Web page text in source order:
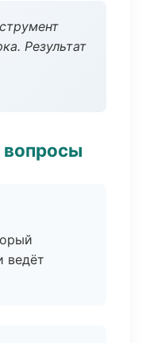
Результат
вопросы
ведёт